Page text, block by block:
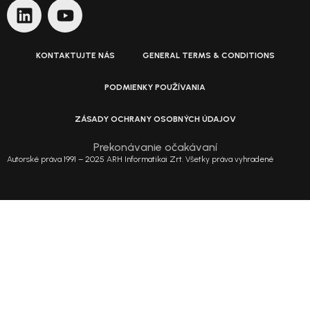
KONTAKTUJTE NÁS GENERAL TERMS & CONDITIONS
PODMIENKY POUŽÍVANIA
ZÁSADY OCHRANY OSOBNÝCH ÚDAJOV
Prekonávanie očakávaní
Autorské práva 1991 – 2025 ARH Informatikai Zrt. Všetky práva vyhradené